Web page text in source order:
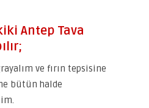
Antep Tava
ve fırın tepsisine
bütün halde